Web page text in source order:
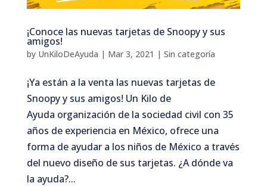
¡Conoce las nuevas tarjetas de Snoopy y sus
amigos!
by UnKiloDeAyuda | Mar 3, 2021 | Sin categoría
¡Ya están a la venta las nuevas tarjetas de
Snoopy y sus amigos! Un Kilo de
Ayuda organización de la sociedad civil con 35
años de experiencia en México, ofrece una
forma de ayudar a los niños de México a través
del nuevo diseño de sus tarjetas. ¿A dónde va
la ayuda?...